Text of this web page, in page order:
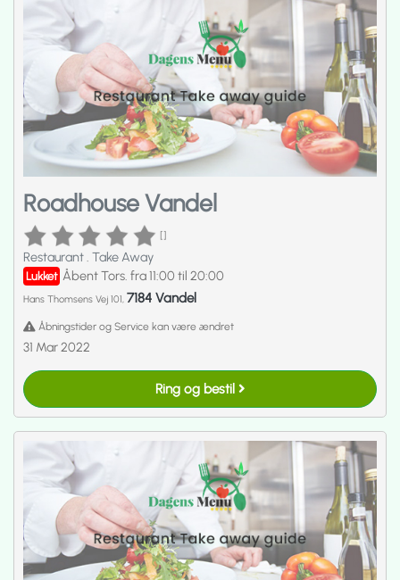
Roadhouse Vandel
[]
Restaurant. Take Away
Lukket Åbent Tors. fra 11:00 til 20:00
Hans Thomsens Vej 101, 7184 Vandel
Åbningstider og Service kan være ændret
31 Mar 2022
Ring og bestil